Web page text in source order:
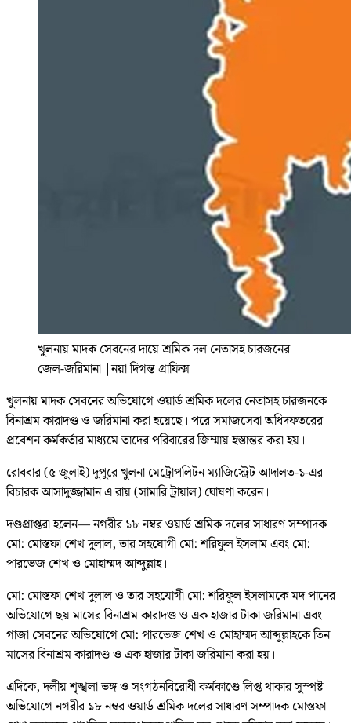
খুলনায় মাদক সেবনের দায়ে শ্রমিক দল নেতাসহ চারজনের
জেল-জরিমানা |নয়া দিগন্ত গ্রাফিক্স
খুলনায় মাদক সেবনের অভিযোগে ওয়ার্ড শ্রমিক দলের নেতাসহ চারজনকে
বিনাশ্রম কারাদণ্ড ও জরিমানা করা হয়েছে। পরে সমাজসেবা অধিদফতরের
প্রবেশন কর্মকর্তার মাধ্যমে তাদের পরিবারের জিম্মায় হস্তান্তর করা হয়।
রোববার (৫ জুলাই) দুপুরে খুলনা মেট্রোপলিটন ম্যাজিস্ট্রেট আদালত-১-এর
বিচারক আসাদুজ্জামান এ রায় (সামারি ট্রায়াল) ঘোষণা করেন।
দণ্ডপ্রাপ্তরা হলেন— নগরীর ১৮ নম্বর ওয়ার্ড শ্রমিক দলের সাধারণ সম্পাদক
মো: মোস্তফা শেখ দুলাল, তার সহযোগী মো: শরিফুল ইসলাম এবং মো:
পারভেজ শেখ ও মোহাম্মদ আব্দুল্লাহ।
মো: মোস্তফা শেখ দুলাল ও তার সহযোগী মো: শরিফুল ইসলামকে মদ পানের
অভিযোগে ছয় মাসের বিনাশ্রম কারাদণ্ড ও এক হাজার টাকা জরিমানা এবং
গাজা সেবনের অভিযোগে মো: পারভেজ শেখ ও মোহাম্মদ আব্দুল্লাহকে তিন
মাসের বিনাশ্রম কারাদণ্ড ও এক হাজার টাকা জরিমানা করা হয়।
এদিকে, দলীয় শৃঙ্খলা ভঙ্গ ও সংগঠনবিরোধী কর্মকাণ্ডে লিপ্ত থাকার সুস্পষ্ট
অভিযোগে নগরীর ১৮ নম্বর ওয়ার্ড শ্রমিক দলের সাধারণ সম্পাদক মোস্তফা